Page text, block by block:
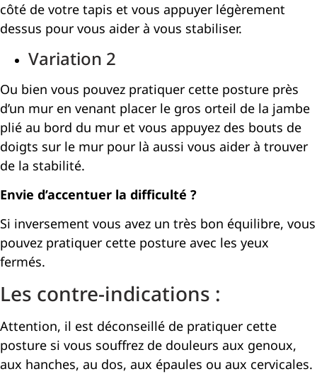
côté de votre tapis et vous appuyer légèrement
dessus pour vous aider à vous stabiliser.
Variation 2
Ou bien vous pouvez pratiquer cette posture près
d’un mur en venant placer le gros orteil de la jambe
plié au bord du mur et vous appuyez des bouts de
doigts sur le mur pour là aussi vous aider à trouver
de la stabilité.
Envie d’accentuer la difficulté ?
Si inversement vous avez un très bon équilibre, vous
pouvez pratiquer cette posture avec les yeux
fermés.
Les contre-indications :
Attention, il est déconseillé de pratiquer cette
posture si vous souffrez de douleurs aux genoux,
aux hanches, au dos, aux épaules ou aux cervicales.